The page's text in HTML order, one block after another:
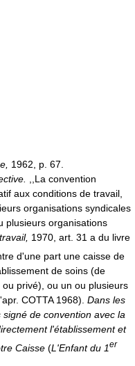
1962, p. 67.
,,La convention
aux conditions de travail,
organisations syndicales
plusieurs organisations
1970, art. 31 a du livre
d'une part une caisse de
de soins (de
privé), ou un ou plusieurs
COTTA 1968). Dans les
de convention avec la
l'établissement et
Caisse (L'Enfant du 1er